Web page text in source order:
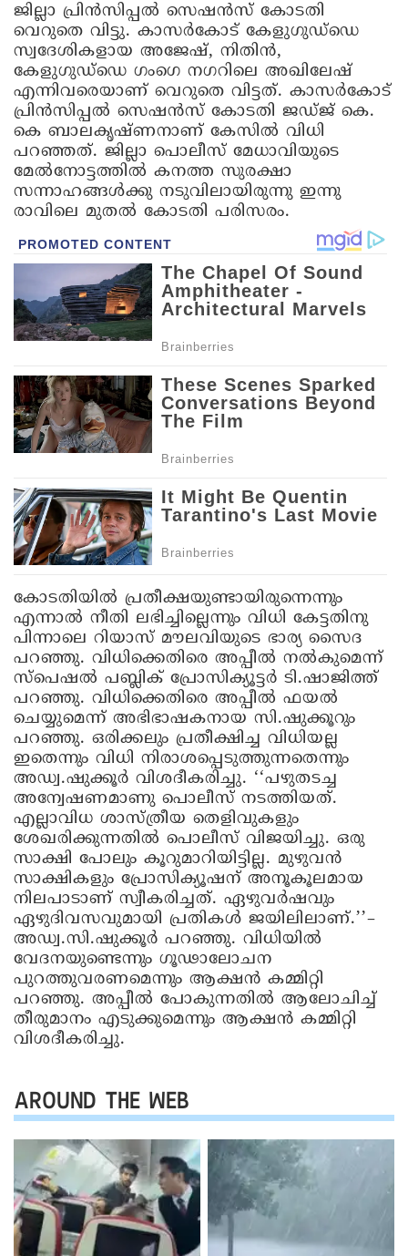
ജില്ലാ പ്രിൻസിപ്പൽ സെഷൻസ് കോടതി
വെറുതെ വിട്ടു. കാസർകോട് കേളുഗുഡ്‌ഡെ
സ്വദേശികളായ അജേഷ്, നിതിൻ,
കേളുഗുഡ്‌ഡെ ഗംഗെ നഗറിലെ അഖിലേഷ്
എന്നിവരെയാണ് വെറുതെ വിട്ടത്. കാസർകോട്
പ്രിൻസിപ്പൽ സെഷൻസ് കോടതി ജഡ്ജ് കെ.
കെ ബാലകൃഷ്ണനാണ് കേസിൽ വിധി
പറഞ്ഞത്. ജില്ലാ പൊലീസ് മേധാവിയുടെ
മേൽനോട്ടത്തിൽ കനത്ത സുരക്ഷാ
സന്നാഹങ്ങൾക്കു നടുവിലായിരുന്നു ഇന്നു
രാവിലെ മുതൽ കോടതി പരിസരം.
കോടതിയിൽ പ്രതീക്ഷയുണ്ടായിരുന്നെന്നും
എന്നാൽ നീതി ലഭിച്ചില്ലെന്നും വിധി കേട്ടതിനു
പിന്നാലെ റിയാസ് മൗലവിയുടെ ഭാര്യ സൈദ
പറഞ്ഞു. വിധിക്കെതിരെ അപ്പീൽ നൽകുമെന്ന്
സ്പെഷൽ പബ്ലിക് പ്രോസിക്യൂട്ടർ ടി.ഷാജിത്ത്
പറഞ്ഞു. വിധിക്കെതിരെ അപ്പീൽ ഫയൽ
ചെയ്യുമെന്ന് അഭിഭാഷകനായ സി.ഷുക്കൂറും
പറഞ്ഞു. ഒരിക്കലും പ്രതീക്ഷിച്ച വിധിയല്ല
ഇതെന്നും വിധി നിരാശപ്പെടുത്തുന്നതെന്നും
അഡ്വ.ഷുക്കൂർ വിശദീകരിച്ചു. ‘‘പഴുതടച്ച
അന്വേഷണമാണു പൊലീസ് നടത്തിയത്.
എല്ലാവിധ ശാസ്ത്രീയ തെളിവുകളും
ശേഖരിക്കുന്നതിൽ പൊലീസ് വിജയിച്ചു. ഒരു
സാക്ഷി പോലും കൂറുമാറിയിട്ടില്ല. മുഴുവൻ
സാക്ഷികളും പ്രോസിക്യൂഷന് അനൂകൂലമായ
നിലപാടാണ് സ്വീകരിച്ചത്. ഏഴുവർഷവും
ഏഴുദിവസവുമായി പ്രതികൾ ജയിലിലാണ്.’’–
അ‍ഡ്വ.സി.ഷുക്കൂർ പറഞ്ഞു. വിധിയിൽ
വേദനയുണ്ടെന്നും ഗൂഢാലോചന
പുറത്തുവരണമെന്നും ആക്ഷൻ കമ്മിറ്റി
പറഞ്ഞു. അപ്പീൽ പോകുന്നതിൽ ആലോചിച്ച്
തീരുമാനം എടുക്കുമെന്നും ആക്ഷൻ കമ്മിറ്റി
വിശദീകരിച്ചു.
AROUND THE WEB